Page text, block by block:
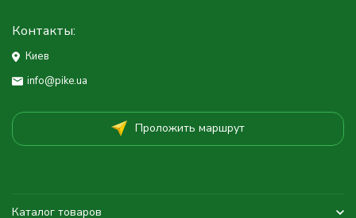
Контакты:
Киев
info@pike.ua
Проложить маршрут
Каталог товаров